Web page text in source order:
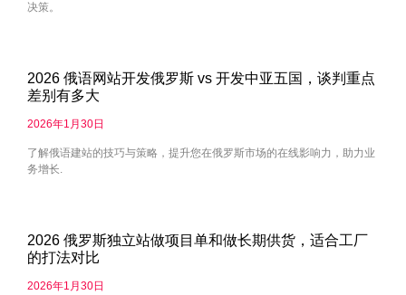
决策。
2026 俄语网站开发俄罗斯 vs 开发中亚五国，谈判重点
差别有多大
2026年1月30日
了解俄语建站的技巧与策略，提升您在俄罗斯市场的在线影响力，助力业
务增长.
2026 俄罗斯独立站做项目单和做长期供货，适合工厂
的打法对比
2026年1月30日